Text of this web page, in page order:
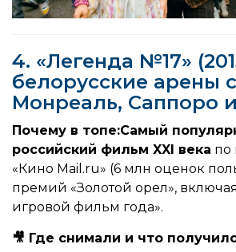
4. «Легенда №17»
белорусские арены
Монреаль, Саппоро
Почему в топе:Самый
российский фильм XXI века по
«Кино Mail.ru» (6 млн оценок
премий «Золотой орел»,
игровой фильм года».
🎥 Где снимали и что